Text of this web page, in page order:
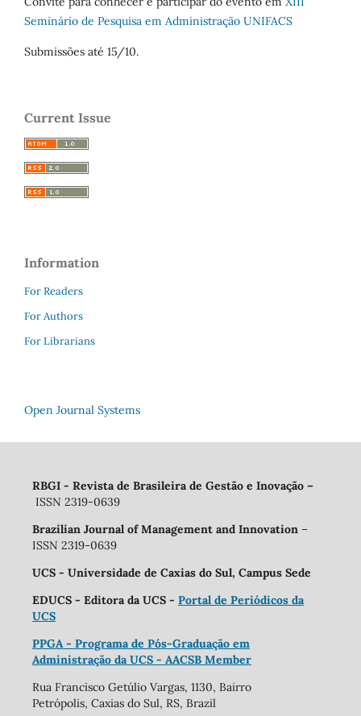
Seminário de Pesquisa em Administração UNIFACS
Submissões até 15/10.
Current Issue
Information
For Readers
For Authors
For Librarians
Open Journal Systems
RBGI - Revista de Brasileira de Gestão e Inovação –
ISSN 2319-0639
Brazilian Journal of Management and Innovation –
ISSN 2319-0639
UCS - Universidade de Caxias do Sul, Campus Sede
EDUCS - Editora da UCS - Portal de Periódicos da
UCS
PPGA - Programa de Pós-Graduação em
Administração da UCS - AACSB Member
Rua Francisco Getúlio Vargas, 1130, Bairro
Petrópolis, Caxias do Sul, RS, Brazil